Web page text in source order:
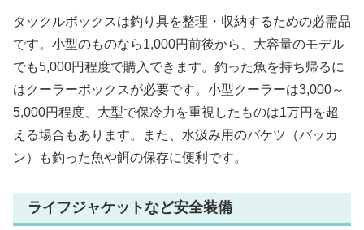
タックルボックスは釣り具を整理・収納するための必需品
です。小型のものなら1,000円前後から、大容量のモデル
でも5,000円程度で購入できます。釣った魚を持ち帰るに
はクーラーボックスが必要です。小型クーラーは3,000～
5,000円程度、大型で保冷力を重視したものは1万円を超
える場合もあります。また、水汲み用のバケツ（バッカ
ン）も釣った魚や餌の保存に便利です。
ライフジャケットなど安全装備